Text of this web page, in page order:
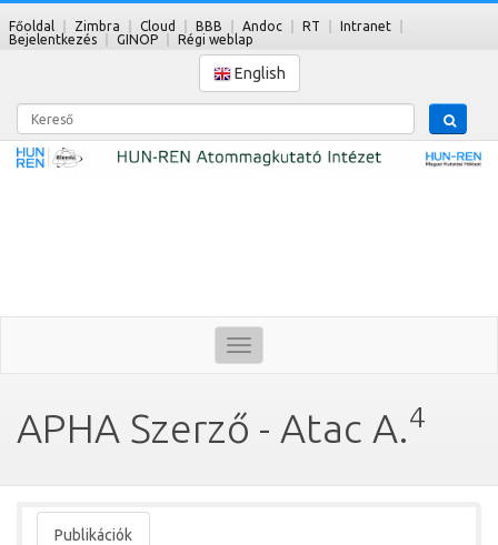
Főoldal Zimbra Cloud BBB Andoc RT
Intranet
Bejelentkezés
GINOP Régi weblap
English
Kereső
Toggle
navigation
APHA Szerző - Atac A.4
Publikációk